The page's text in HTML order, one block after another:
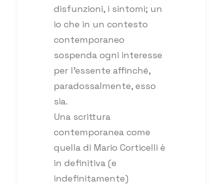
disfunzioni, i sintomi; un
io che in un contesto
contemporaneo
sospenda ogni interesse
per l’essente affinché,
paradossalmente, esso
sia.
Una scrittura
contemporanea come
quella di Mario Corticelli è
in definitiva (e
indefinitamente)